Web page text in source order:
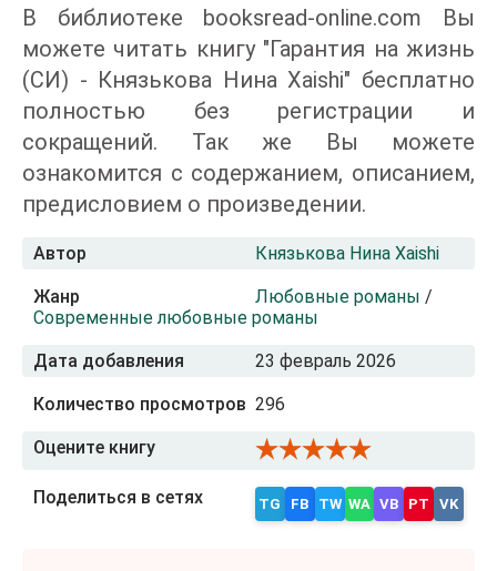
В библиотеке booksread-online.com Вы
можете читать книгу "Гарантия на жизнь
(СИ) - Князькова Нина Xaishi" бесплатно
полностью без регистрации и
сокращений. Так же Вы можете
ознакомится с содержанием, описанием,
предисловием о произведении.
Автор Князькова Нина Xaishi
Жанр Любовные романы /
Современные любовные романы
Дата добавления 23 февраль 2026
Количество просмотров 296
Оцените книгу
Поделиться в сетях TG FB TW WA VB PT VK